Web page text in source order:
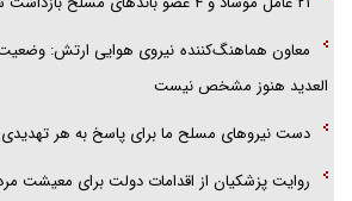
معاون هماهنگ‌کننده نیروی هوایی ارتش:
العدید هنوز مشخص نیست
دست نیرو‌های مسلح ما برای پاسخ به هر
روایت پزشکیان از اقدامات دولت برای معیشت